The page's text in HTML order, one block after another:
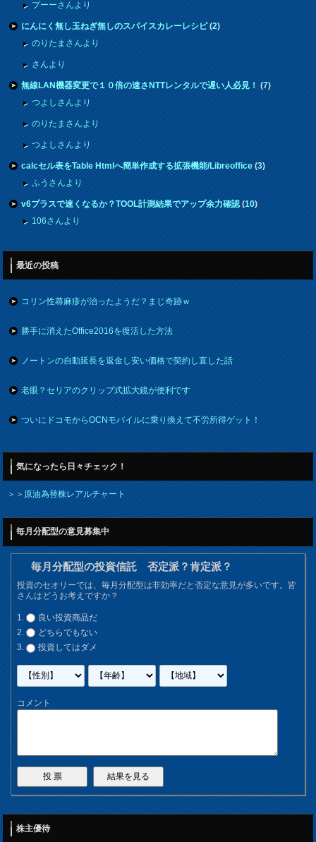
プーーさんより
にんにく無し玉ねぎ無しのスパイスカレーレシピ(2)
のりたまさんより
さんより
無線LAN機器変更で１０倍の速さNTTレンタルで遅い人必見！(7)
つよしさんより
のりたまさんより
つよしさんより
calcセル表をTable Htmlへ簡単作成する拡張機能/Libreoffice(3)
ふうさんより
v6プラスで速くなるか？TOOL計測結果でアップ余力確認(10)
106さんより
最近の投稿
コリン性蕁麻疹が治ったようだ？まじ奇跡ｗ
勝手に消えたOffice2016を復活した方法
ノートンの自動延長を返金し安い価格で契約し直した話
老眼？セリアのクリップ式拡大鏡が便利です
ついにドコモからOCNモバイルに乗り換えて不労所得ゲット！
気になったら日々チェック！
＞＞原油為替株レアルチャート
毎月分配型の意見募集中
毎月分配型の投資信託 否定派？肯定派？
投資のセオリーでは、毎月分配型は非効率だと否定な意見が多いです。皆
さんはどうお考えですか？
良い投資商品だ
どちらでもない
投資してはダメ
コメント
株主優待